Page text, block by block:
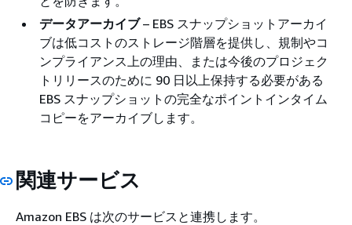
データアーカイブ– EBS スナップショットアーカイ
ブは低コストのストレージ階層を提供し、規制やコ
ンプライアンス上の理由、または今後のプロジェク
トリリースのために 90 日以上保持する必要がある
EBS スナップショットの完全なポイントインタイム
コピーをアーカイブします。
関連サービス
Amazon EBS は次のサービスと連携します。